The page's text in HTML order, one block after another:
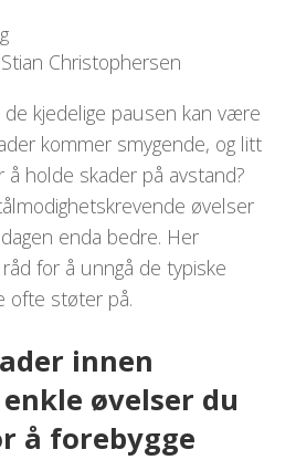
Christophersen
kjedelige pausen kan være
kommer smygende, og litt
å holde skader på avstand?
øvelser
enda bedre. Her
for å unngå de typiske
ofte støter på.
innen
øvelser du
å forebygge